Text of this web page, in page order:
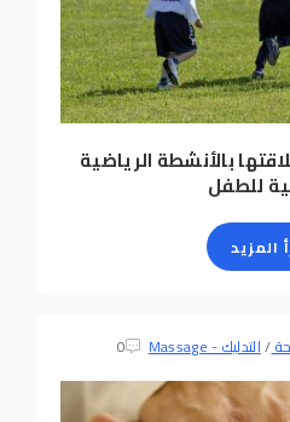
بالأنشطة الرياضية
للطفل
المزيد
/التدليك - Massage 0